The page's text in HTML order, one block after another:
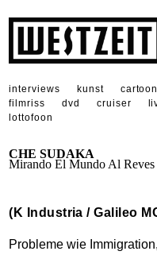
interviews kunst cartoon
filmriss
dvd cruiser
lottofoon
CHE SUDAKA
Mirando El Mundo Al Reves
(K Industria / Galileo
Probleme wie